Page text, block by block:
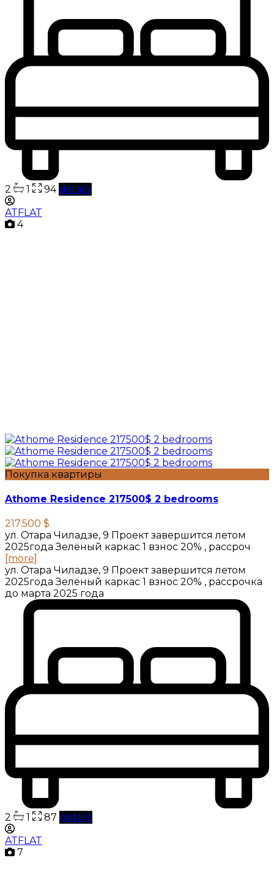
2 1 94 details
ATFLAT
4
Покупка квартиры
Athome Residence 217500$ 2 bedrooms
217.500 $
ул. Отара Чиладзе, 9 Проект завершится летом
2025года Зелёный каркас 1 взнос 20% , рассроч
[more]
ул. Отара Чиладзе, 9 Проект завершится летом
2025года Зелёный каркас 1 взнос 20% , рассрочка
до марта 2025 года
2 1 87 details
ATFLAT
7